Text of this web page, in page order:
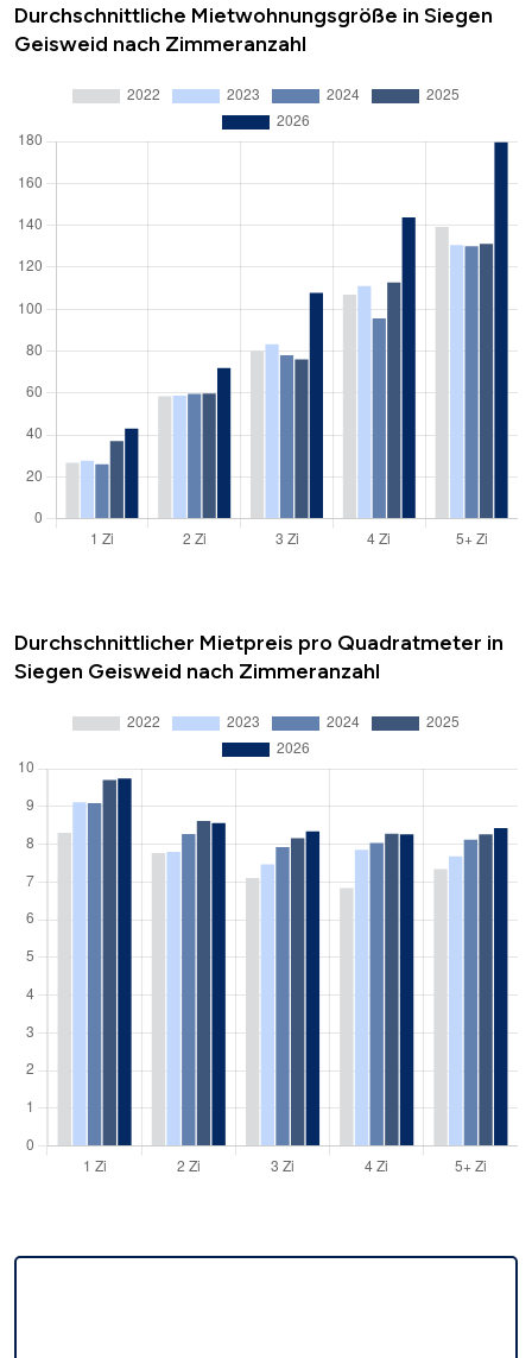
Durchschnittliche Mietwohnungsgröße in Siegen
Geisweid nach Zimmeranzahl
Durchschnittlicher Mietpreis pro Quadratmeter in
Siegen Geisweid nach Zimmeranzahl